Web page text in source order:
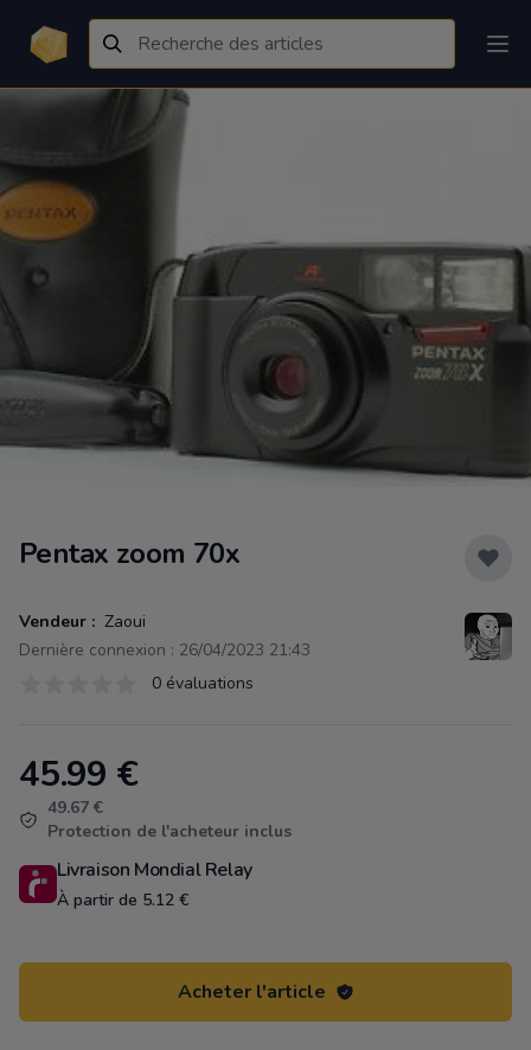
Pentax zoom 70x
Vendeur : Zaoui
Dernière connexion : 26/04/2023 21:43
0 évaluations
Product information
45.99 €
49.67 €
Protection de l'acheteur inclus
Livraison Mondial Relay
À partir de 5.12 €
Acheter l'article